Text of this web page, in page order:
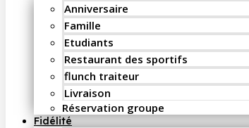
Anniversaire
Famille
Etudiants
Restaurant des sportifs
flunch traiteur
Livraison
Réservation groupe
Fidélité